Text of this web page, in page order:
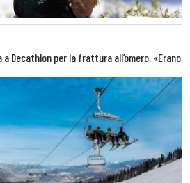
Decathlon per la frattura all’omero. «Erano